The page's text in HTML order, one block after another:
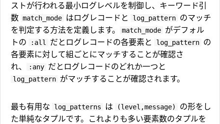
ストが行われる最小ログレベルを制御し、キーワード引
数 match_mode はログレコードと log_pattern のマッチ
を判定する方法を定義します。
match_mode がデフォル
トの
:all だとログレコードの各要素と log_pattern の
各要素に対して組ごとにマッチすることが確認さ
れ、
:any だとログレコードのどれか一つと
log_pattern がマッチすることが確認されます。
最も有用な log_patterns は (level,message)
の形をし
た単純なタプルです。これよりも多い要素数のタプルを